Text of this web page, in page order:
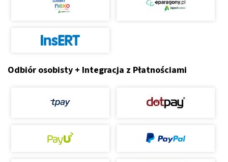
Odbiór osobisty + Integracja z Płatnościami